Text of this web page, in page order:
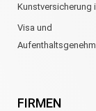
Kunstversicherung
Visa und
FIRMEN